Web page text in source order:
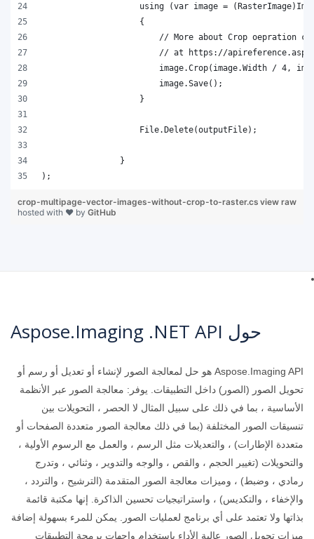
);
view raw
crop-multipage-vector-images-without-crop-to-raster.cs
hosted with ❤ by GitHub
حول Aspose.Imaging .NET API
Aspose.Imaging API هو حل لمعالجة الصور لإنشاء أو تعديل أو رسم أو
تحويل الصور (الصور) داخل التطبيقات. يوفر: معالجة الصور عبر الأنظمة
الأساسية ، بما في ذلك على سبيل المثال لا الحصر ، التحويلات بين
تنسيقات الصور المختلفة (بما في ذلك معالجة الصور متعددة الصفحات أو
متعددة الإطارات) ، والتعديلات مثل الرسم ، والعمل مع الرسوم الأولية ،
والتحويلات (تغيير الحجم ، والقص ، والوجه والتدوير ، وثنائي ، وتدرج
رمادي ، وضبط) ، وميزات معالجة الصور المتقدمة (الترشيح ، والتردد ،
والإخفاء ، والتكديس) ، واستراتيجيات تحسين الذاكرة. إنها مكتبة قائمة
بذاتها ولا تعتمد على أي برنامج لعمليات الصور. يمكن للمرء بسهولة إضافة
ميزات تحويل الصور عالية الأداء باستخدام واجهات برمجة التطبيقات